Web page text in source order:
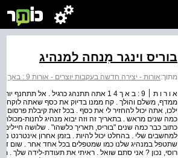
בוריס וינגר מִנחה למנהיג
מתוך:אורות - יצירה חדשה בעקבות יוצרים - אורות 9 : באך
א ו ר ו ת ׀ 9 : ב א ך 4 1 אתה תתנהג כרגיל .
ממדף, משלם והולך . קח ממנו בדיוק את כסף שאתה לוקח
ילכו, אתה יכול להחזיר לי את כסף . בכל זאת קיבלת
כמה שנים מראש . בתאריך זה וזה יבוא מנהיג לחנות-מכולת
כתוב כבר כמה שנים "בוריס, תאריך כלשהו" . שלושה חיילים
למחשבים שלי . בהחלט יכול להיות . בזמן אחרון אינטרנט
שתטפל במנהיג שלנו כמו שמטפלים בכל אחד אחר . שום
רוסי, נכון ? אני סתם שואל . ראיתי את תעודת-לידה שלך .